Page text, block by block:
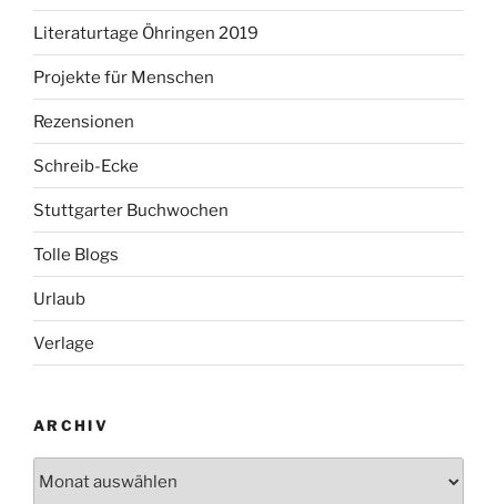
Literaturtage Öhringen 2019
Projekte für Menschen
Rezensionen
Schreib-Ecke
Stuttgarter Buchwochen
Tolle Blogs
Urlaub
Verlage
ARCHIV